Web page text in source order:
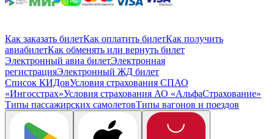
Как заказать билетКак оплатить билетКак получить
авиабилетКак обменять или вернуть билет
Электронный авиа билетЭлектронная
регистрацияЭлектронный ЖД билет
Список КИДовУсловия страхования СПАО
«Ингосстрах»Условия страхования АО «АльфаСтрахование»
Типы пассажирских самолетовТипы вагонов и поездов